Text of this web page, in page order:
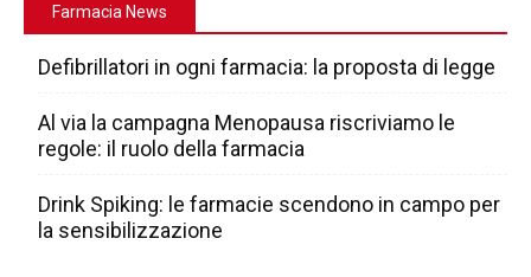
Farmacia News
Defibrillatori in ogni farmacia: la proposta di legge
Al via la campagna Menopausa riscriviamo le
regole: il ruolo della farmacia
Drink Spiking: le farmacie scendono in campo per
la sensibilizzazione